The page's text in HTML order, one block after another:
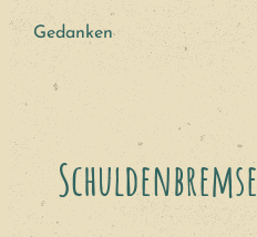
Gedanken
Schuldenbremse